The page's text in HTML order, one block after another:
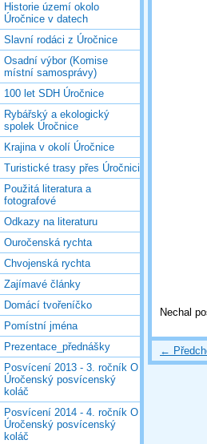
Nechal
←
Historie území okolo
Úročnice v datech
Slavní rodáci z Úročnice
Osadní výbor (Komise
místní samosprávy)
100 let SDH Úročnice
Rybářský a ekologický
spolek Úročnice
Krajina v okolí Úročnice
Turistické trasy přes Úročnici
Použitá literatura a
fotografové
Odkazy na literaturu
Ouročenská rychta
Chvojenská rychta
Zajímavé články
Domácí tvořeníčko
Pomístní jména
Prezentace_přednášky
Posvícení 2013 - 3. ročník O
Úročenský posvícenský
koláč
Posvícení 2014 - 4. ročník O
Úročenský posvícenský
koláč